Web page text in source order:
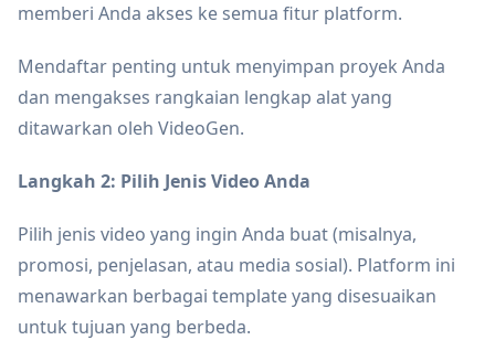
memberi Anda akses ke semua fitur platform.
Mendaftar penting untuk menyimpan proyek Anda
dan mengakses rangkaian lengkap alat yang
ditawarkan oleh VideoGen.
Langkah 2: Pilih Jenis Video Anda
Pilih jenis video yang ingin Anda buat (misalnya,
promosi, penjelasan, atau media sosial). Platform ini
menawarkan berbagai template yang disesuaikan
untuk tujuan yang berbeda.